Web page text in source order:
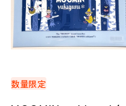
数量限定